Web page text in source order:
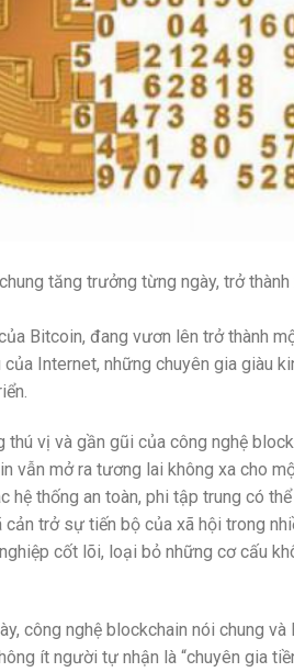
tăng trưởng từng ngày, trở
Bitcoin, đang vươn lên trở thành
Internet, những chuyên gia giàu
thú vị và gần gũi của công nghệ
vẫn mở ra tương lai không xa cho
hệ thống an toàn, phi tập trung có
trở sự tiến bộ của xã hội trong
cốt lõi, loại bỏ những cơ cấu
công nghệ blockchain nói chung
ít người tự nhận là “chuyên gia